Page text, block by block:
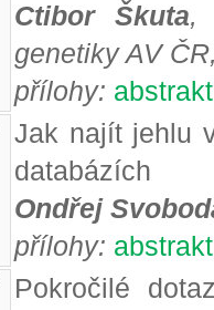
Ctibor Škuta,
genetiky AV
přílohy: abstrakt
Jak najít jehlu
databázích
Ondřej
přílohy: abstrakt
Pokročilé